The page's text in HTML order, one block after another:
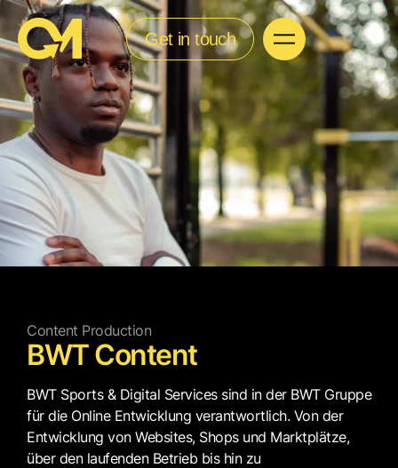
Get in touch
Content Production
BWT Content
BWT Sports & Digital Services sind in der BWT Gruppe
für die Online Entwicklung verantwortlich. Von der
Entwicklung von Websites, Shops und Marktplätze,
über den laufenden Betrieb bis hin zu